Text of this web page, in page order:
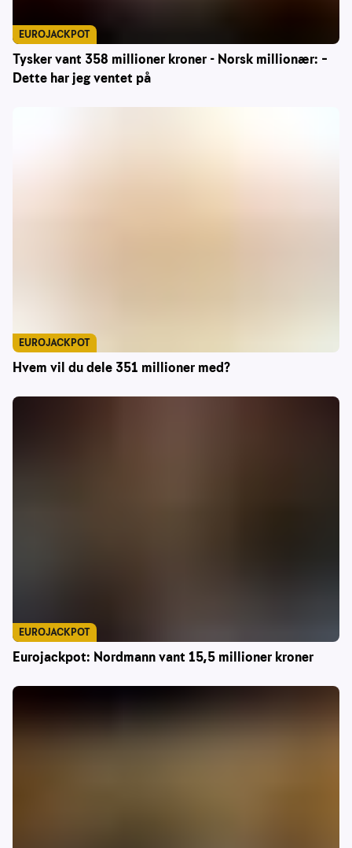
Tysker vant 358 millioner kroner - Norsk millionær: –
Dette har jeg ventet på
EUROJACKPOT
Hvem vil du dele 351 millioner med?
EUROJACKPOT
Eurojackpot: Nordmann vant 15,5 millioner kroner
EUROJACKPOT